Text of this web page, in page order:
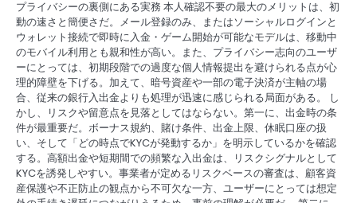
プライバシーの裏側にある実務 本人確認不要の最大のメリットは、初
動の速さと簡便さだ。メール登録のみ、またはソーシャルログインと
ウォレット接続で即時に入金・ゲーム開始が可能なモデルは、移動中
のモバイル利用とも親和性が高い。また、プライバシー志向のユーザ
ーにとっては、初期段階での過度な個人情報提出を避けられる点が心
理的障壁を下げる。加えて、暗号資産や一部の電子決済が主軸の場
合、従来の銀行入出金よりも処理が迅速に感じられる局面がある。 し
かし、リスクや留意点を見落としてはならない。第一に、出金時の条
件が最重要だ。ボーナス規約、賭け条件、出金上限、休眠口座の扱
い、そして「どの時点でKYCが発動するか」を明示しているかを確認
する。高額出金や短期間での頻繁な入出金は、リスクシグナルとして
KYCを誘発しやすい。事業者が定めるリスクベースの審査は、顧客資
産保護や不正防止の観点から不可欠な一方、ユーザーにとっては想定